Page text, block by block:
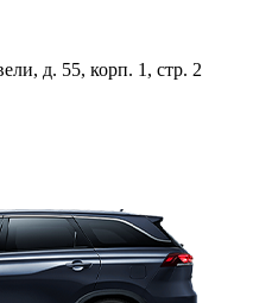
д. 55, корп. 1, стр. 2